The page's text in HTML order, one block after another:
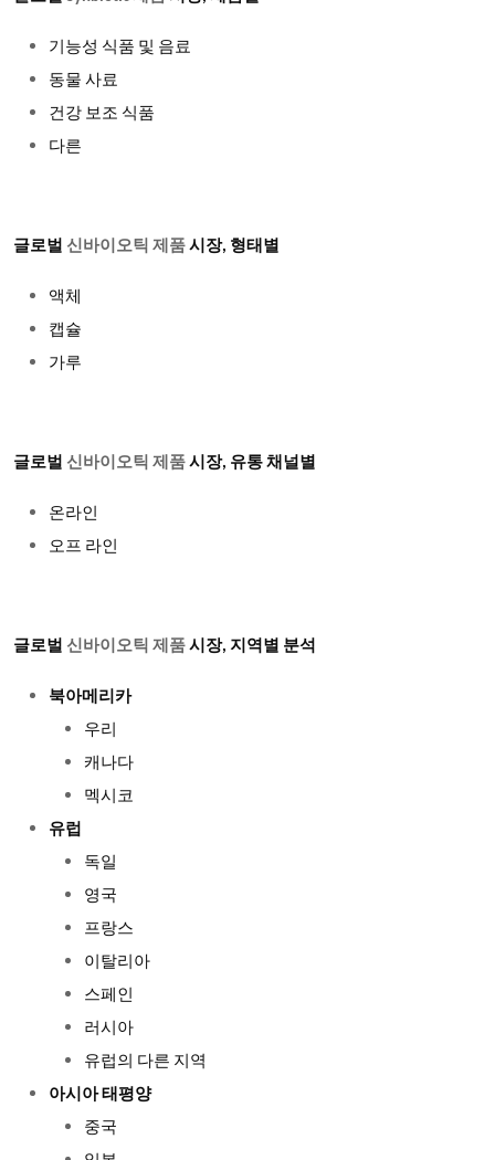
기능성 식품 및 음료
동물 사료
건강 보조 식품
다른
글로벌 신바이오틱 제품 시장, 형태별
액체
캡슐
가루
글로벌 신바이오틱 제품 시장, 유통 채널별
온라인
오프 라인
글로벌 신바이오틱 제품 시장, 지역별 분석
북아메리카
우리
캐나다
멕시코
유럽
독일
영국
프랑스
이탈리아
스페인
러시아
유럽의 다른 지역
아시아 태평양
중국